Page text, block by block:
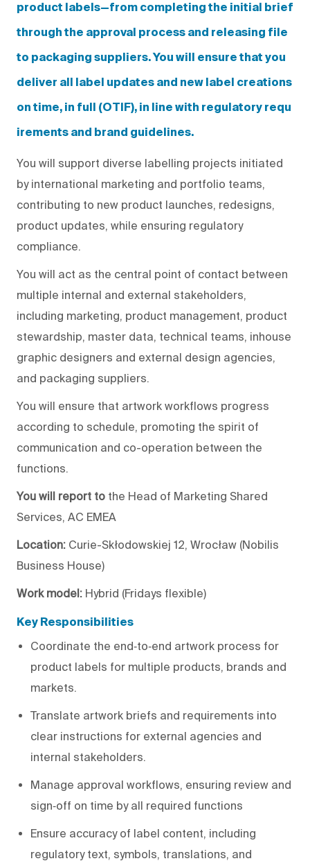
product labels—from completing the initial brief
through the approval process and releasing file
to packaging suppliers. You will ensure that you
deliver all label updates and new label creations
on time, in full (OTIF), in line with regulatory requ
irements and brand guidelines.
You will support diverse labelling projects initiated
by international marketing and portfolio teams,
contributing to new product launches, redesigns,
product updates, while ensuring regulatory
compliance.
You will act as the central point of contact between
multiple internal and external stakeholders,
including marketing, product management, product
stewardship, master data, technical teams, inhouse
graphic designers and external design agencies,
and packaging suppliers.
You will ensure that artwork workflows progress
according to schedule, promoting the spirit of
communication and co-operation between the
functions.
You will report to the Head of Marketing Shared
Services, AC EMEA
Location: Curie-Skłodowskiej 12, Wrocław (Nobilis
Business House)
Work model: Hybrid (Fridays flexible)
Key Responsibilities
Coordinate the end‑to‑end artwork process for
product labels for multiple products, brands and
markets.
Translate artwork briefs and requirements into
clear instructions for external agencies and
internal stakeholders.
Manage approval workflows, ensuring review and
sign‑off on time by all required functions
Ensure accuracy of label content, including
regulatory text, symbols, translations, and